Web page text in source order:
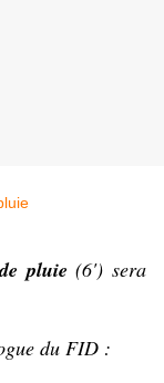
pluie (6') sera
du FID :